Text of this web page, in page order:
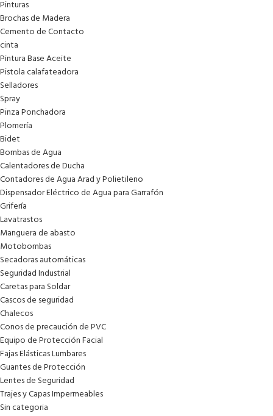
Pinturas
Brochas de Madera
Cemento de Contacto
cinta
Pintura Base Aceite
Pistola calafateadora
Selladores
Spray
Pinza Ponchadora
Plomería
Bidet
Bombas de Agua
Calentadores de Ducha
Contadores de Agua Arad y Polietileno
Dispensador Eléctrico de Agua para Garrafón
Grifería
Lavatrastos
Manguera de abasto
Motobombas
Secadoras automáticas
Seguridad Industrial
Caretas para Soldar
Cascos de seguridad
Chalecos
Conos de precaución de PVC
Equipo de Protección Facial
Fajas Elásticas Lumbares
Guantes de Protección
Lentes de Seguridad
Trajes y Capas Impermeables
Sin categoria